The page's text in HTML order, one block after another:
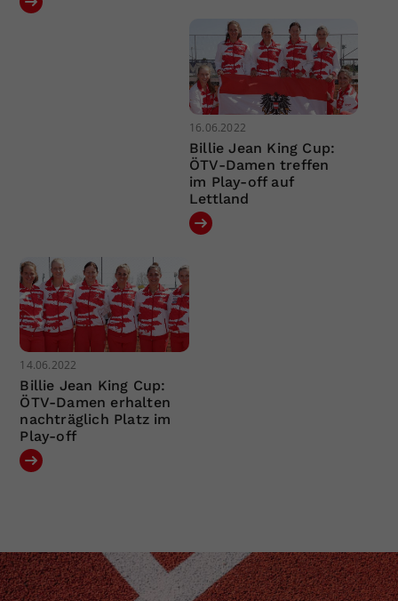
16.06.2022
Billie Jean King Cup:
ÖTV-Damen treffen
im Play-off auf
Lettland
14.06.2022
Billie Jean King Cup:
ÖTV-Damen erhalten
nachträglich Platz im
Play-off